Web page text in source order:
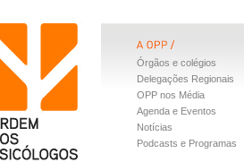
Órgãos e colégios
Delegações Regionais
OPP nos Média
Agenda e Eventos
Notícias
Podcasts e Programas